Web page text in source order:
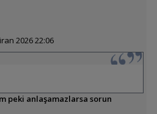
2026 22:06
peki anlaşamazlarsa sorun